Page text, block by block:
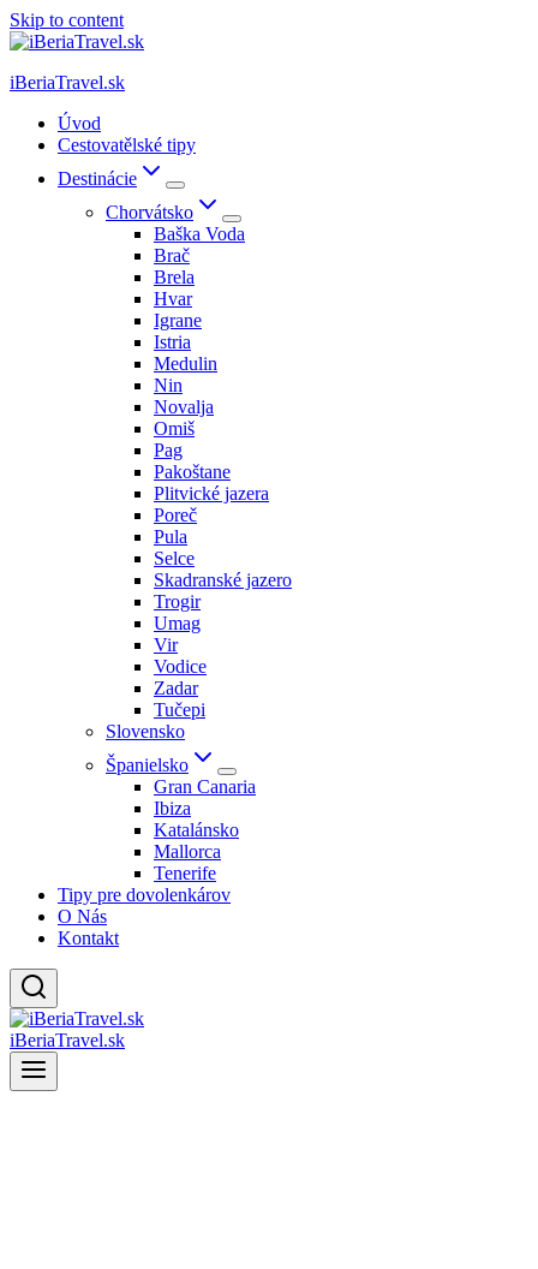
Skip to content
iBeriaTravel.sk
Úvod
Cestovatělské tipy
Destinácie
Chorvátsko
Baška Voda
Brač
Brela
Hvar
Igrane
Istria
Medulin
Nin
Novalja
Omiš
Pag
Pakoštane
Plitvické jazera
Poreč
Pula
Selce
Skadranské jazero
Trogir
Umag
Vir
Vodice
Zadar
Tučepi
Slovensko
Španielsko
Gran Canaria
Ibiza
Katalánsko
Mallorca
Tenerife
Tipy pre dovolenkárov
O Nás
Kontakt
iBeriaTravel.sk